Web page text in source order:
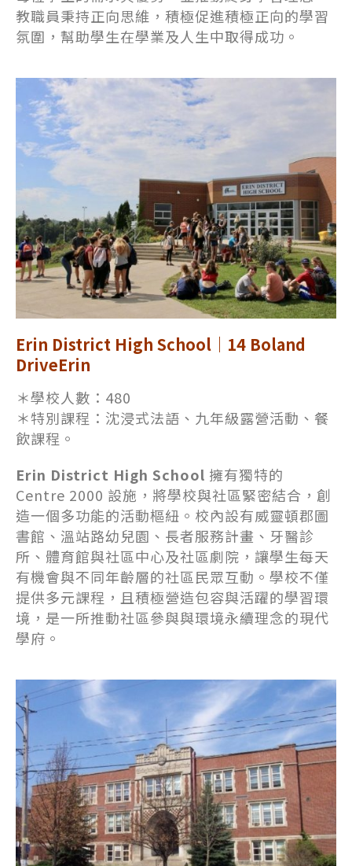
教職員秉持正向思維，積極促進積極正向的學習
氛圍，幫助學生在學業及人生中取得成功。
Erin District High School｜14 Boland
DriveErin
＊學校人數：480
＊特別課程：沈浸式法語、九年級露營活動、餐
飲課程。
Erin District High School 擁有獨特的
Centre 2000 設施，將學校與社區緊密結合，創
造一個多功能的活動樞紐。校內設有威靈頓郡圖
書館、溫站路幼兒園、長者服務計畫、牙醫診
所、體育館與社區中心及社區劇院，讓學生每天
有機會與不同年齡層的社區民眾互動。學校不僅
提供多元課程，且積極營造包容與活躍的學習環
境，是一所推動社區參與與環境永續理念的現代
學府。